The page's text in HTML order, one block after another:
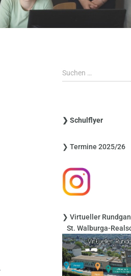
S
u
n
a
h
:
Suchen …
❯ Schulflyer
❯ Termine 2025/26
❯ Virtueller
St. Walburga-